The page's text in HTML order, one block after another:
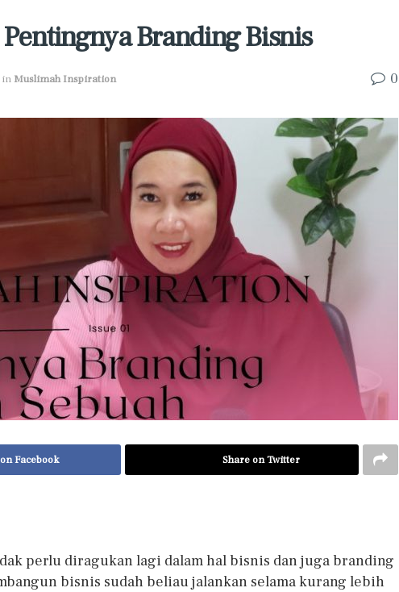
Branding Bisnis
in Muslimah Inspiration 0
Facebook Share on Twitter
perlu diragukan lagi dalam hal bisnis dan juga branding
bisnis sudah beliau jalankan selama kurang lebih